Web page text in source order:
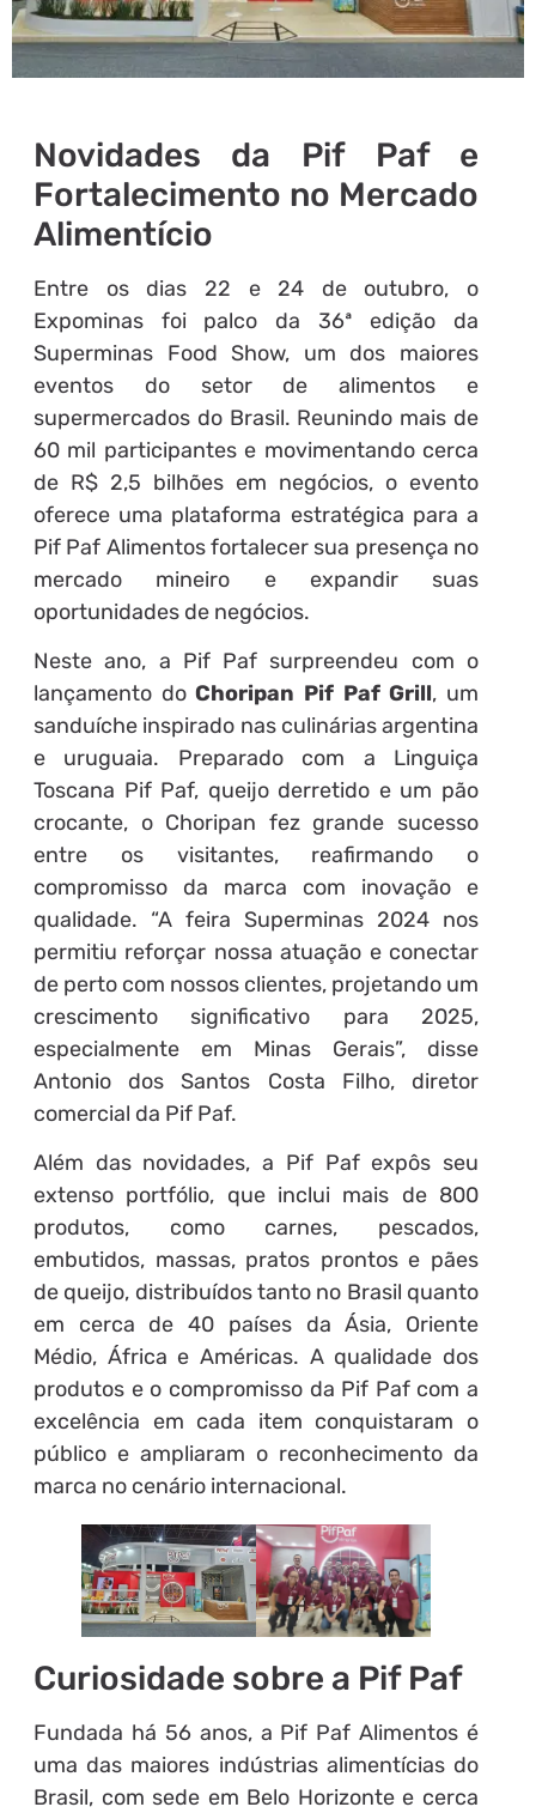
Novidades da Pif Paf e
Fortalecimento no Mercado
Alimentício
Entre os dias 22 e 24 de outubro, o
Expominas foi palco da 36ª edição da
Superminas Food Show, um dos maiores
eventos do setor de alimentos e
supermercados do Brasil. Reunindo mais de
60 mil participantes e movimentando cerca
de R$ 2,5 bilhões em negócios, o evento
oferece uma plataforma estratégica para a
Pif Paf Alimentos fortalecer sua presença no
mercado mineiro e expandir suas
oportunidades de negócios.
Neste ano, a Pif Paf surpreendeu com o
lançamento doChoripan Pif Paf Grill, um
sanduíche inspirado nas culinárias argentina
e uruguaia. Preparado com a Linguiça
Toscana Pif Paf, queijo derretido e um pão
crocante, o Choripan fez grande sucesso
entre os visitantes, reafirmando o
compromisso da marca com inovação e
qualidade. “A feira Superminas 2024 nos
permitiu reforçar nossa atuação e conectar
de perto com nossos clientes, projetando um
crescimento significativo para 2025,
especialmente em Minas Gerais”, disse
Antonio dos Santos Costa Filho, diretor
comercial da Pif Paf.
Além das novidades, a Pif Paf expôs seu
extenso portfólio, que inclui mais de 800
produtos, como carnes, pescados,
embutidos, massas, pratos prontos e pães
de queijo, distribuídos tanto no Brasil quanto
em cerca de 40 países da Ásia, Oriente
Médio, África e Américas. A qualidade dos
produtos e o compromisso da Pif Paf com a
excelência em cada item conquistaram o
público e ampliaram o reconhecimento da
marca no cenário internacional.
Curiosidade sobre a Pif Paf
Fundada há 56 anos, a Pif Paf Alimentos é
uma das maiores indústrias alimentícias do
Brasil, com sede em Belo Horizonte e cerca